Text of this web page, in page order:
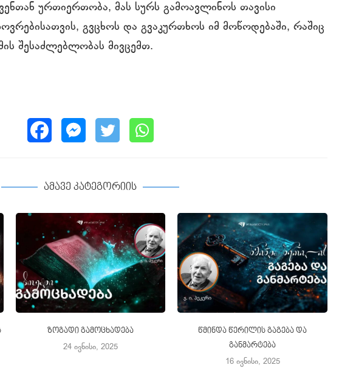
ურთიერთობა, მას სურს გამოავლინოს თავისი
გვცხოს და გვაკურთხოს იმ მოწოდებაში, რაშიც
შესაძლებლობას მივცემთ.
ამავე კატეგორიის
ზოგადი გამოცხადება
24 ივნისი, 2025
წმინდა წერილის გაგება და
განმარტება
16 ივნისი, 2025